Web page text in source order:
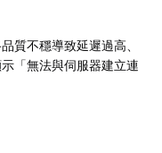
質不穩導致延遲過高、
「無法與伺服器建立連